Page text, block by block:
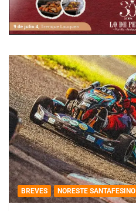
BREVES NORESTE SANTAFESINO